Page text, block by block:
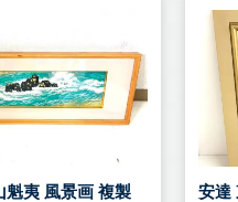
魁夷 風景画 複製
安達